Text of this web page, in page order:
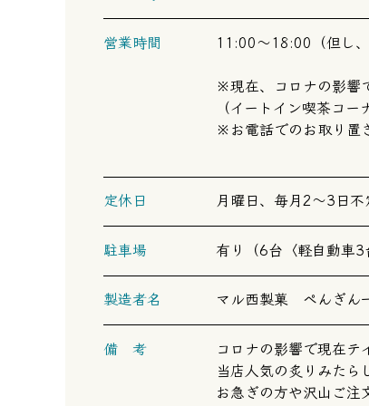
営業時間
11:00～18:00（但し
※現在、コロナの影響
（イートイン喫茶コ
※お電話でのお取り置
定休日 月曜日、毎月2～3日
駐車場 有り（6台〈軽自動車
製造者名 マル西製菓 ぺんぎん
備 考
コロナの影響で現在テ
当店人気の炙りみた
お急ぎの方や沢山ご注